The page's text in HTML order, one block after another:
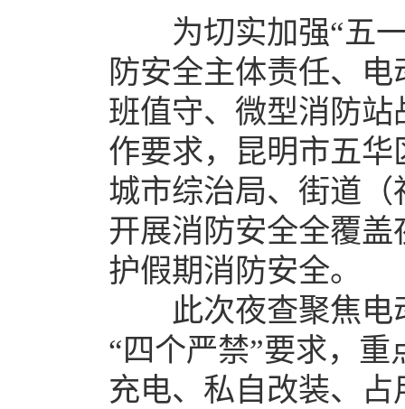
为切实加强“五
防安全主体责任、
班值守、微型消防
作要求，昆明市五
城市综治局、街道
开展消防安全全覆
护假期消防安全。
此次夜查聚焦电
“四个严禁”要求，
充电、私自改装、